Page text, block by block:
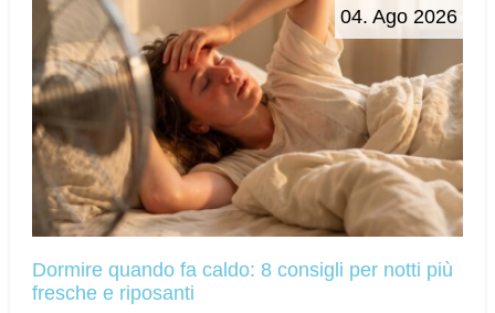
04. Ago 2026
Dormire quando fa caldo: 8 consigli per notti più
fresche e riposanti